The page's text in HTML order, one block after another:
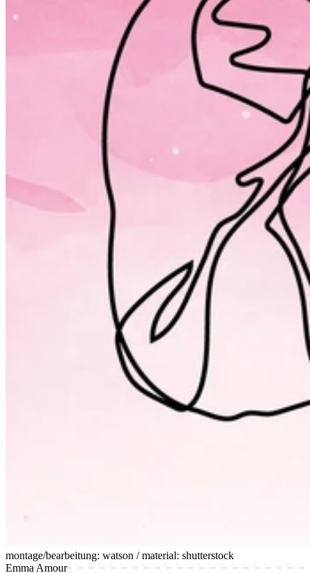
montage/bearbeitung: watson / material: shutterstock
Emma Amour